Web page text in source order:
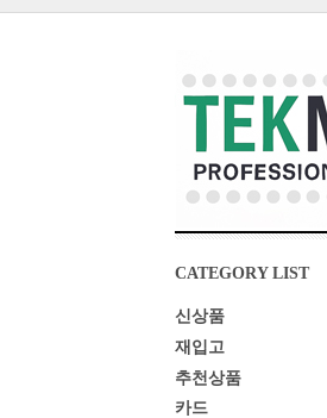
CATEGORY LIST
신상품
재입고
추천상품
카드